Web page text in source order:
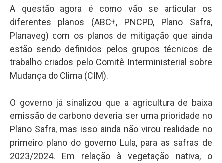
A questão agora é como vão se articular os
diferentes planos (ABC+, PNCPD, Plano Safra,
Planaveg) com os planos de mitigação que ainda
estão sendo definidos pelos grupos técnicos de
trabalho criados pelo Comitê Interministerial sobre
Mudança do Clima (CIM).
O governo já sinalizou que a agricultura de baixa
emissão de carbono deveria ser uma prioridade no
Plano Safra, mas isso ainda não virou realidade no
primeiro plano do governo Lula, para as safras de
2023/2024. Em relação à vegetação nativa, o